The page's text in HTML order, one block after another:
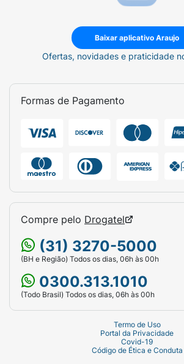
Baixar aplicativo Araujo
Ofertas, novidades e praticidade
Formas de Pagamento
Compre pelo Drogatel
(31) 3270-5000
(BH e Região) Todos os dias, 06h às 00h
0300.313.1010
(Todo Brasil) Todos os dias, 06h às 00h
Termo de Uso
Portal da Privacidade
Covid-19
Código de Ética e Conduta